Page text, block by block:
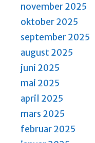
november 2025
oktober 2025
september 2025
august 2025
juni 2025
mai 2025
april 2025
mars 2025
februar 2025